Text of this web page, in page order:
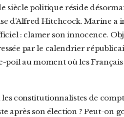
siècle politique réside
d’Alfred Hitchcock. Marine a
: clamer son innocence.
par le calendrier
poil au moment où les
après son élection ? Peut-on